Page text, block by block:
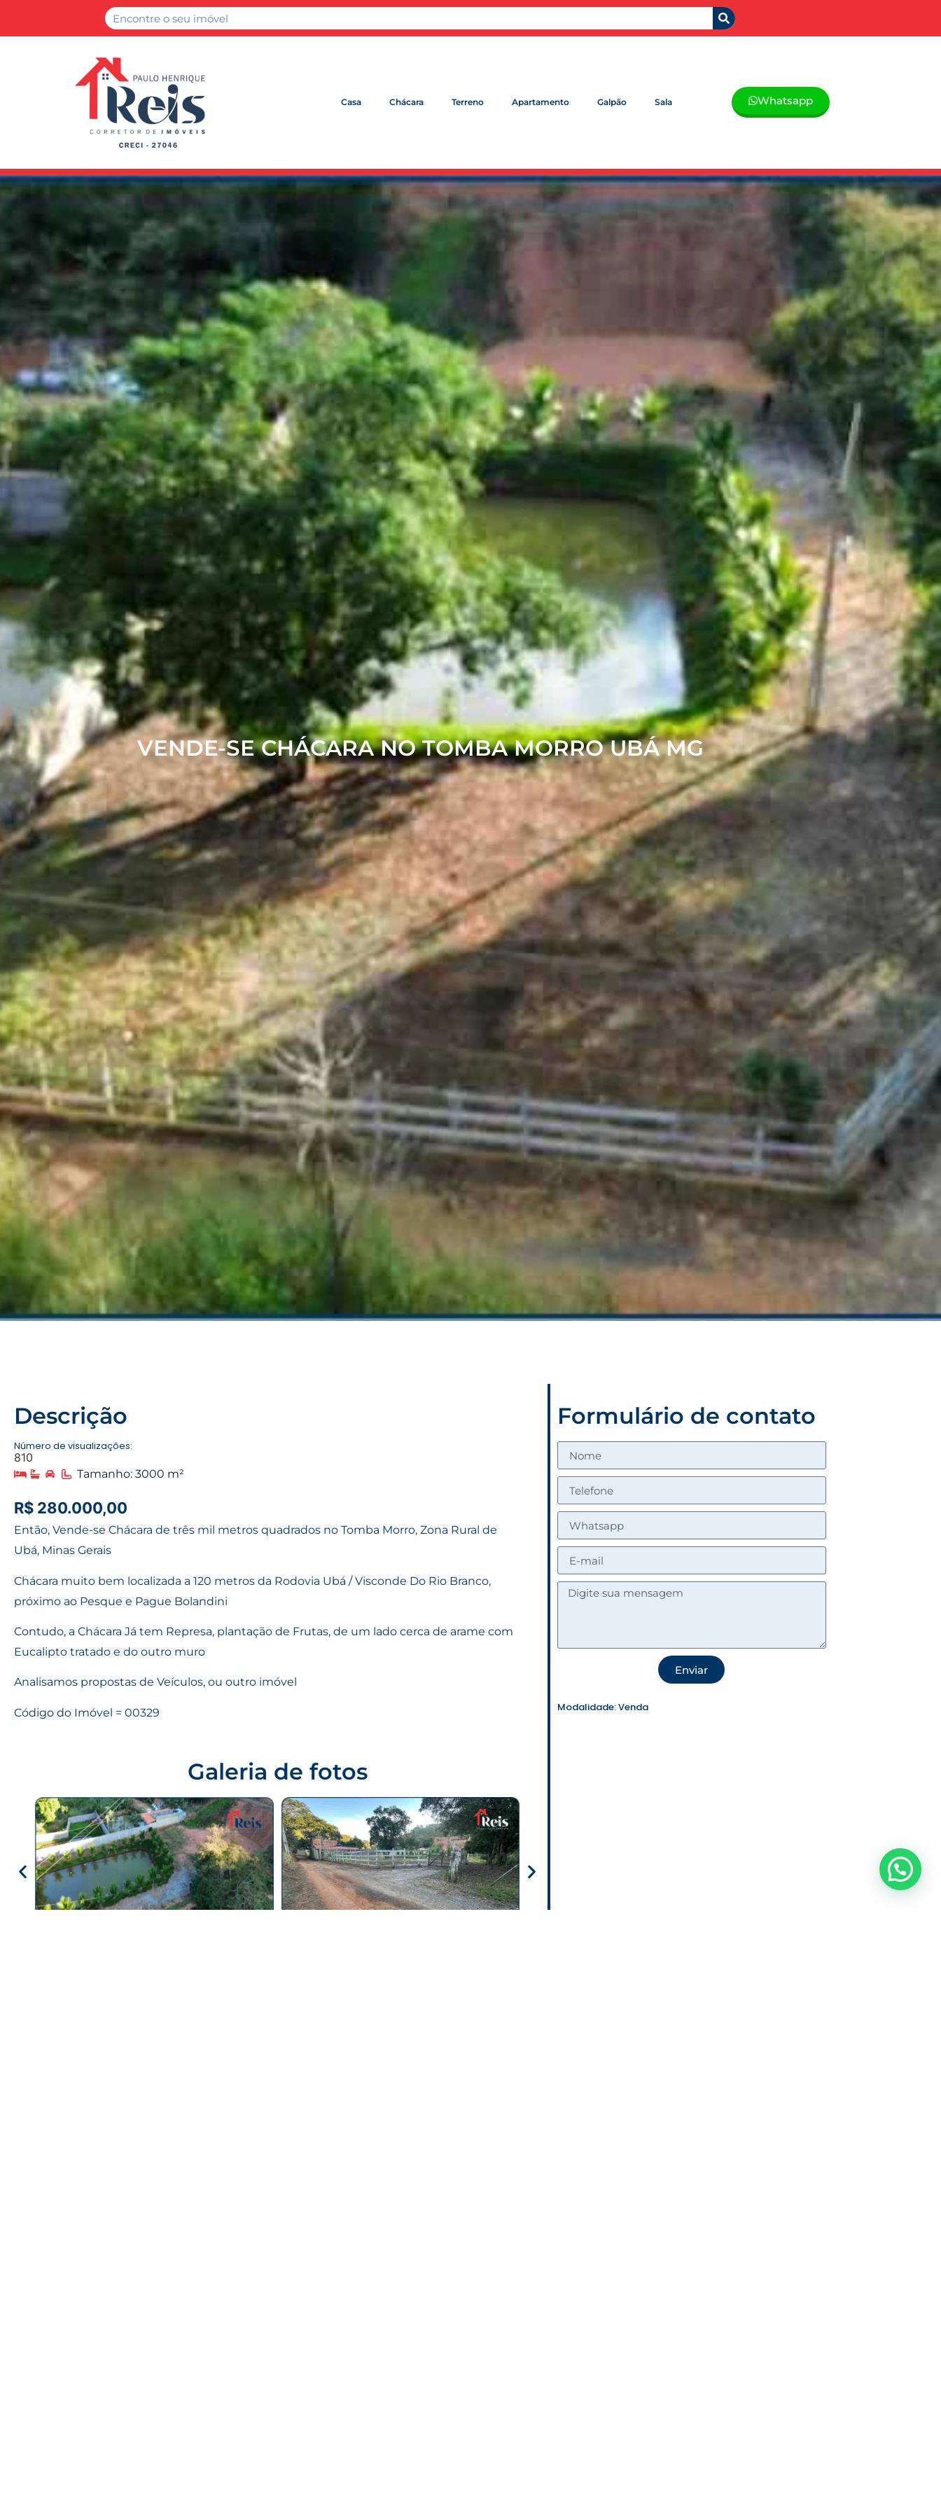
Casa Chácara Terreno Apartamento Galpão Sala Whatsapp
VENDE-SE CHÁCARA NO TOMBA MORRO UBÁ MG
Descrição
Número de visualizações:
810
Tamanho: 3000 m²
R$ 280.000,00
Então, Vende-se Chácara de três mil metros quadrados no Tomba Morro, Zona Rural de
Ubá, Minas Gerais
Chácara muito bem localizada a 120 metros da Rodovia Ubá / Visconde Do Rio Branco,
próximo ao Pesque e Pague Bolandini
Contudo, a Chácara Já tem Represa, plantação de Frutas, de um lado cerca de arame com
Eucalipto tratado e do outro muro
Analisamos propostas de Veículos, ou outro imóvel
Código do Imóvel = 00329
Galeria de fotos
Formulário de contato
Enviar
Modalidade:Venda